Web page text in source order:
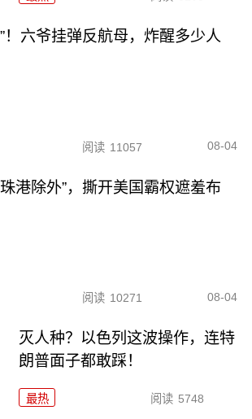
！六爷挂弹反航母，炸醒多少人
阅读 11057 08-04
港除外”，撕开美国霸权遮羞布
阅读 10271 08-04
灭人种？以色列这波操作，连特
朗普面子都敢踩！
最热 阅读 5748